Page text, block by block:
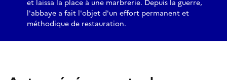
et laissa la place à une marbrerie. Depuis la guerre,
l'abbaye a fait l'objet d'un effort permanent et
méthodique de restauration.